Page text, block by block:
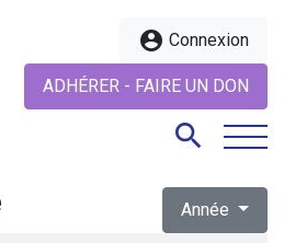
account_circle Connexion
ADHÉRER - FAIRE UN DON
search
Année